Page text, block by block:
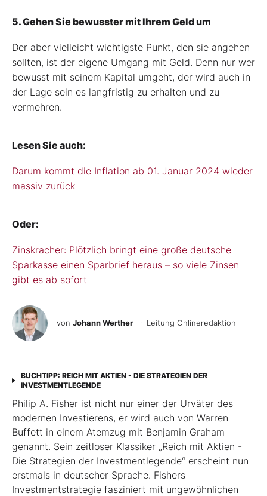
5. Gehen Sie bewusster mit Ihrem Geld um
Der aber vielleicht wichtigste Punkt, den sie angehen
sollten, ist der eigene Umgang mit Geld. Denn nur wer
bewusst mit seinem Kapital umgeht, der wird auch in
der Lage sein es langfristig zu erhalten und zu
vermehren.
Lesen Sie auch:
Darum kommt die Inflation ab 01. Januar 2024 wieder
massiv zurück
Oder:
Zinskracher: Plötzlich bringt eine große deutsche
Sparkasse einen Sparbrief heraus – so viele Zinsen
gibt es ab sofort
von Johann Werther · Leitung Onlineredaktion
BUCHTIPP: REICH MIT AKTIEN - DIE STRATEGIEN DER
INVESTMENTLEGENDE
Philip A. Fisher ist nicht nur einer der Urväter des
modernen Investierens, er wird auch von Warren
Buffett in einem Atemzug mit Benjamin Graham
genannt. Sein zeitloser Klassiker „Reich mit Aktien -
Die Strategien der Investmentlegende“ erscheint nun
erstmals in deutscher Sprache. Fishers
Investmentstrategie fasziniert mit ungewöhnlichen